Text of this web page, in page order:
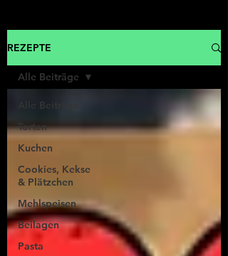
REZEPTE
Alle Beiträge
Torten
Kuchen
Cookies, Kekse
& Plätzchen
Mehlspeisen
Beilagen
Pasta
Alle Beiträge